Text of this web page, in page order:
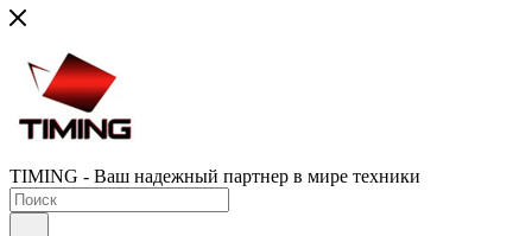
TIMING - Ваш надежный партнер в мире техники